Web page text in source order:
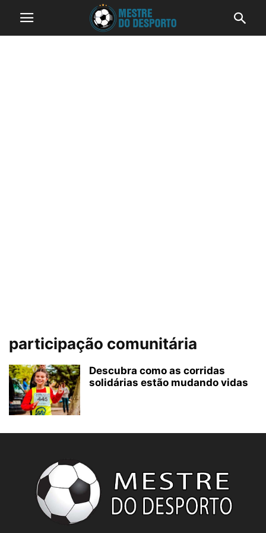
participação comunitária
Descubra como as corridas
solidárias estão mudando vidas